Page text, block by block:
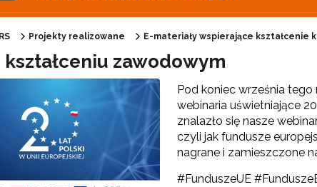
rozwój oświaty w ZJST"
wspierające kształcenie kompetencji zawodowych"
Projekty realizowane E-materiały wspierające kształcenie
kształceniu zawodowym
Pod koniec września
webinaria uświetniające
znalazło się nasze
czyli jak fundusze
nagrane i zamieszczone
#FunduszeUE